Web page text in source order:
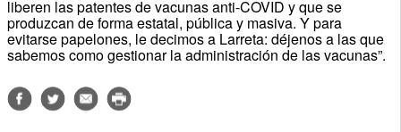
liberen las patentes de vacunas anti-COVID y que se
produzcan de forma estatal, pública y masiva. Y para
evitarse papelones, le decimos a Larreta: déjenos a las que
sabemos como gestionar la administración de las vacunas”.